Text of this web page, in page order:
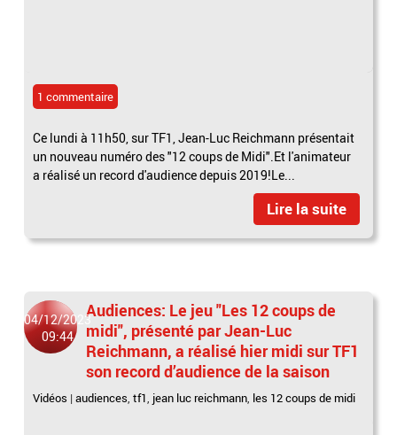
1 commentaire
Ce lundi à 11h50, sur TF1, Jean-Luc Reichmann présentait
un nouveau numéro des "12 coups de Midi".Et l'animateur
a réalisé un record d'audience depuis 2019!Le...
Lire la suite
04/12/2023
09:44
Audiences: Le jeu "Les 12 coups de
midi", présenté par Jean-Luc
Reichmann, a réalisé hier midi sur TF1
son record d’audience de la saison
Vidéos |audiences,tf1, jean luc reichmann, les 12 coups de midi